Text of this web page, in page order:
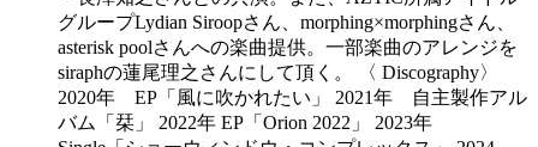
グループLydian Siroopさん、morphing×morphingさん、
asterisk poolさんへの楽曲提供。一部楽曲のアレンジを
siraphの蓮尾理之さんにして頂く。 〈 Discography〉
2020年 EP「風に吹かれたい」 2021年 自主製作アル
バム「栞」 2022年 EP「Orion 2022」 2023年